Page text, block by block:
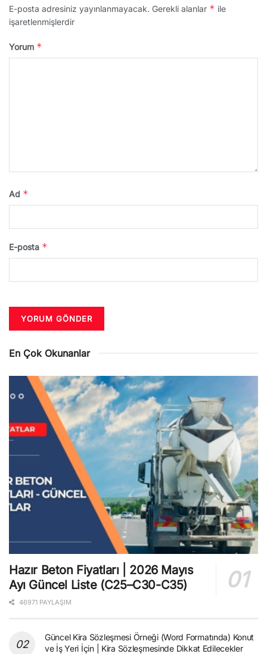
E-posta adresiniz yayınlanmayacak. Gerekli alanlar * ile
işaretlenmişlerdir
Yorum *
Ad *
E-posta *
En Çok Okunanlar
Hazır Beton Fiyatları | 2026 Mayıs
Ayı Güncel Liste (C25–C30-C35)
46971 PAYLAŞIM
Güncel Kira Sözleşmesi Örneği (Word Formatında) Konut
ve İş Yeri İçin | Kira Sözleşmesinde Dikkat Edilecekler